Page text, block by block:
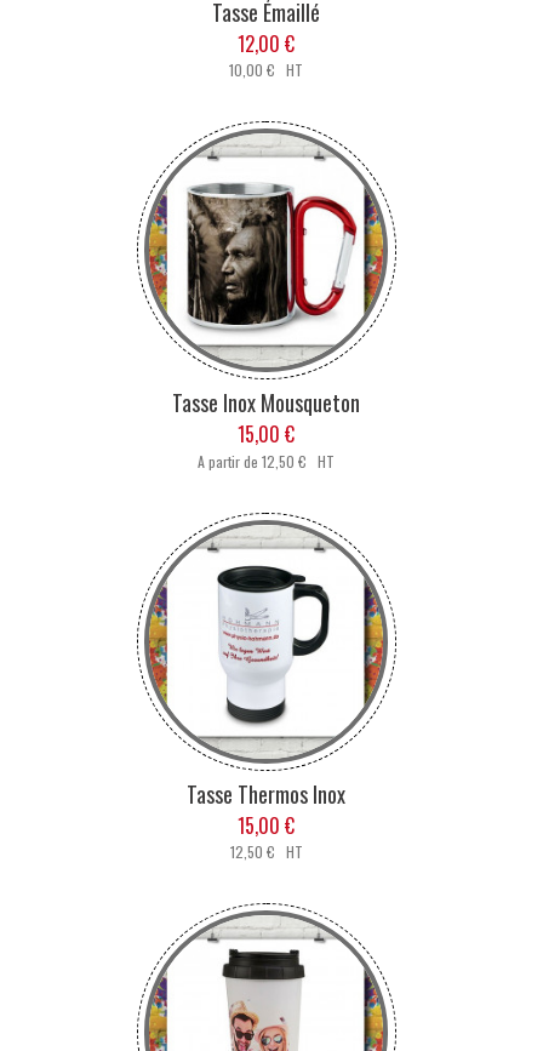
Tasse Émaillé
12,00 €
10,00 € HT
Tasse Inox Mousqueton
15,00 €
A partir de12,50 € HT
Tasse Thermos Inox
15,00 €
12,50 € HT